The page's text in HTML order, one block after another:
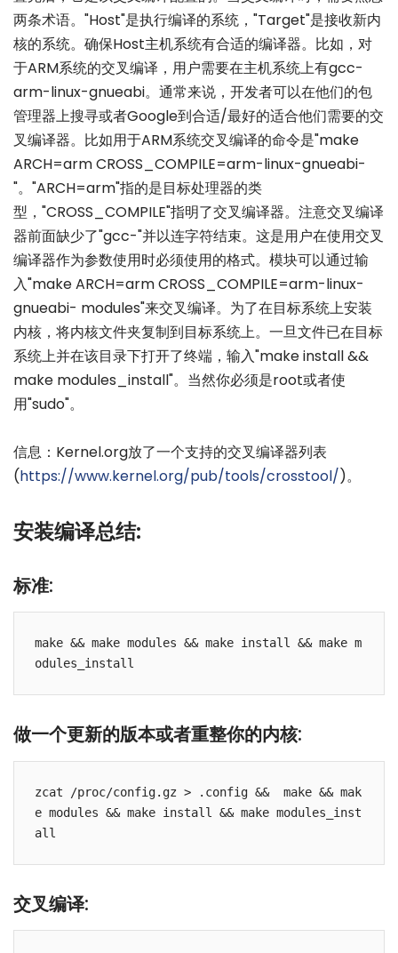
两条术语。"Host"是执行编译的系统，"Target"是接收新内
核的系统。确保Host主机系统有合适的编译器。比如，对
于ARM系统的交叉编译，用户需要在主机系统上有gcc-
arm-linux-gnueabi。通常来说，开发者可以在他们的包
管理器上搜寻或者Google到合适/最好的适合他们需要的交
叉编译器。比如用于ARM系统交叉编译的命令是"make
ARCH=arm CROSS_COMPILE=arm-linux-gnueabi-
"。"ARCH=arm"指的是目标处理器的类
型，"CROSS_COMPILE"指明了交叉编译器。注意交叉编译
器前面缺少了"gcc-"并以连字符结束。这是用户在使用交叉
编译器作为参数使用时必须使用的格式。模块可以通过输
入"make ARCH=arm CROSS_COMPILE=arm-linux-
gnueabi- modules"来交叉编译。为了在目标系统上安装
内核，将内核文件夹复制到目标系统上。一旦文件已在目标
系统上并在该目录下打开了终端，输入"make install &&
make modules_install"。当然你必须是root或者使
用"sudo"。
信息：Kernel.org放了一个支持的交叉编译器列表
(https://www.kernel.org/pub/tools/crosstool/)。
安装编译总结:
标准:
make && make modules && make install && make m
做一个更新的版本或者重整你的内核:
zcat /proc/config.gz > .config &&  make && mak
e modules && make install && make modules_inst
交叉编译: